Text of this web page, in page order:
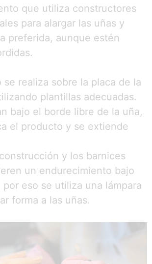
que utiliza constructores
para alargar las uñas y
preferida, aunque estén
se realiza sobre la placa de la
plantillas adecuadas.
bajo el borde libre de la uña,
el producto y se extiende
y los barnices
un endurecimiento bajo
por eso se utiliza una lámpara
forma a las uñas.